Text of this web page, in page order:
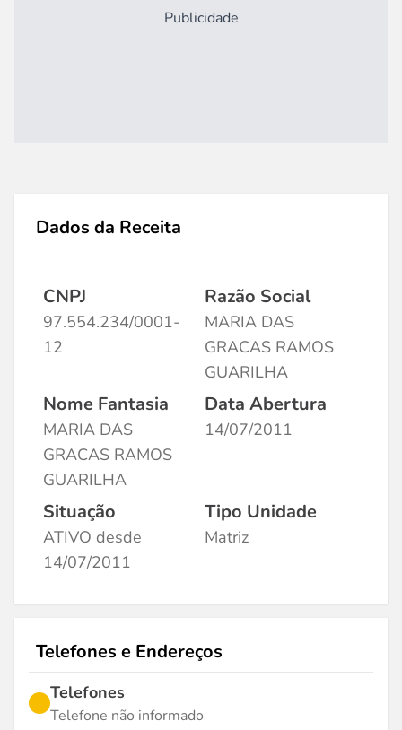
Publicidade
Dados da Receita
CNPJ
97.554.234/0001-
12
Razão Social
MARIA DAS
GRACAS RAMOS
GUARILHA
Nome Fantasia
MARIA DAS
GRACAS RAMOS
GUARILHA
Data Abertura
14/07/2011
Situação
ATIVO desde
14/07/2011
Tipo Unidade
Matriz
Telefones e Endereços
Telefones
Telefone não informado